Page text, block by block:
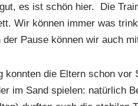
es ist schön hier. Die
Wir können immer was
Pause können wir auch
konnten die Eltern schon
im Sand spielen: natürlich